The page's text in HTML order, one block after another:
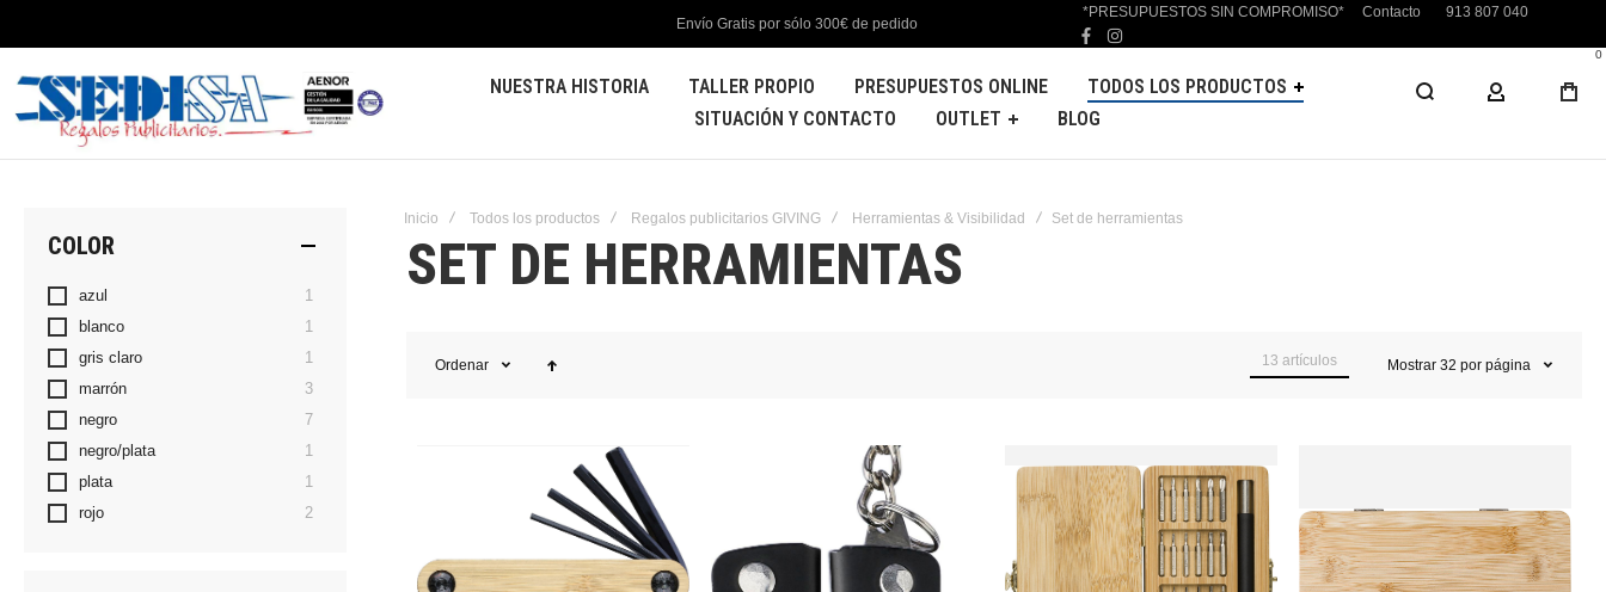
Envío Gratis por sólo 300€ de pedido
*PRESUPUESTOS SIN COMPROMISO* Contacto 913 807 040
facebook
instagram
NUESTRA HISTORIA TALLER PROPIO PRESUPUESTOS ONLINE
TODOS LOS PRODUCTOS
SITUACIÓN Y CONTACTO
OUTLET BLOG
MI CUENTA
0
Inicio Todos los productos Regalos publicitarios GIVING Herramientas & Visibilidad Set de herramientas
SET DE HERRAMIENTAS
Ordenar 13 artículos Mostrar 32 por página
COLOR
azul 1
blanco
1
gris claro
1
marrón
3artículos
negro
7artículos
negro/plata
1
plata
1
rojo
2artículos